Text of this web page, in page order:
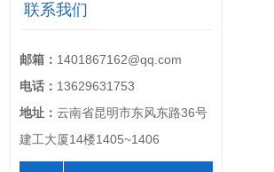
联系我们
邮箱： 1401867162@qq.com
电话： 13629631753
地址： 云南省昆明市东风东路36号
建工大厦14楼1405~1406